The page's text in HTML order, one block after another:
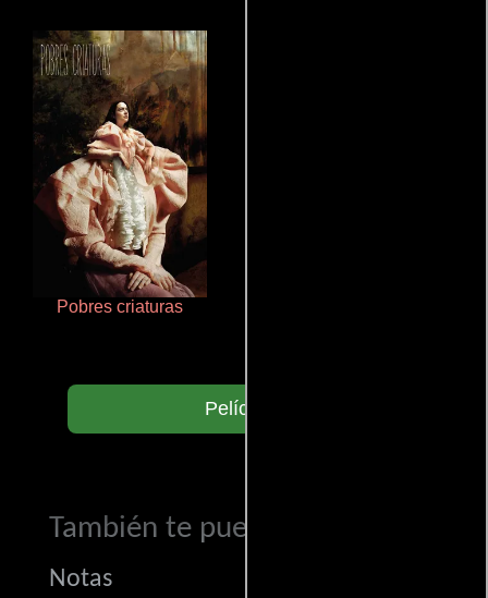
Pobres criaturas
Películas
También te puede interesar...
Notas